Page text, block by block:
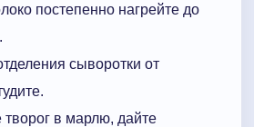
постепенно нагрейте до
сыворотки от
в марлю, дайте